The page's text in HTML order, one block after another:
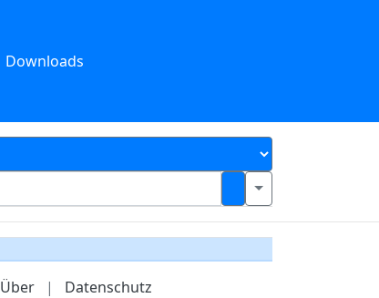
Downloads
Über | Datenschutz